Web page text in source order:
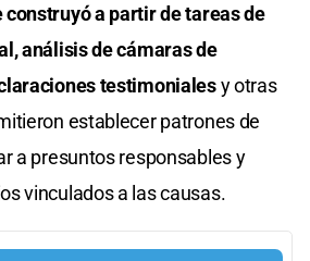
construyó a partir de tareas de
análisis de cámaras de
testimonialesy otras
establecer patrones de
a presuntos responsables y
vinculados a las causas.